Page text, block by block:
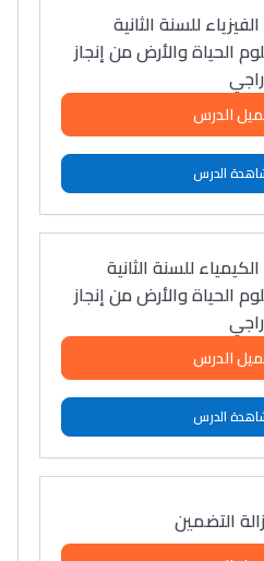
7 في الفيزياء للسنة الثانية
الحياة والأرض من إنجاز
الدرس
الدرس
1 في الكيمياء للسنة الثانية
الحياة والأرض من إنجاز
الدرس
الدرس
التضمين